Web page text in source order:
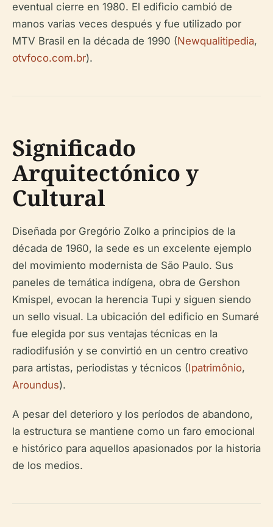
eventual cierre en 1980. El edificio cambió de
manos varias veces después y fue utilizado por
MTV Brasil en la década de 1990 (Newqualitipedia,
otvfoco.com.br).
Significado
Arquitectónico y
Cultural
Diseñada por Gregório Zolko a principios de la
década de 1960, la sede es un excelente ejemplo
del movimiento modernista de São Paulo. Sus
paneles de temática indígena, obra de Gershon
Kmispel, evocan la herencia Tupi y siguen siendo
un sello visual. La ubicación del edificio en Sumaré
fue elegida por sus ventajas técnicas en la
radiodifusión y se convirtió en un centro creativo
para artistas, periodistas y técnicos (Ipatrimônio,
Aroundus).
A pesar del deterioro y los períodos de abandono,
la estructura se mantiene como un faro emocional
e histórico para aquellos apasionados por la historia
de los medios.